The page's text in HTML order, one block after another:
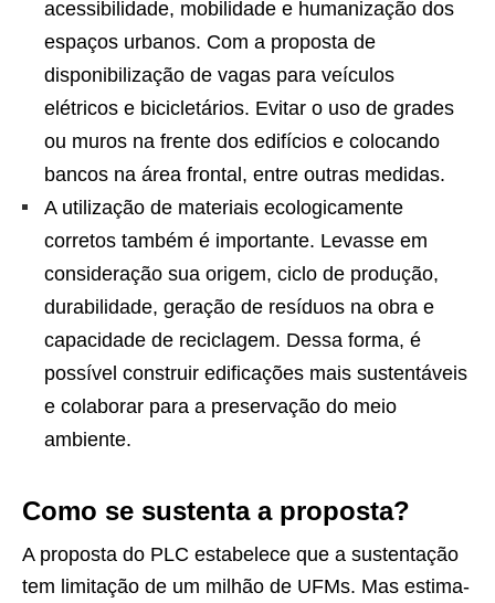
acessibilidade, mobilidade e humanização dos
espaços urbanos. Com a proposta de
disponibilização de vagas para veículos
elétricos e bicicletários. Evitar o uso de grades
ou muros na frente dos edifícios e colocando
bancos na área frontal, entre outras medidas.
A utilização de materiais ecologicamente
corretos também é importante. Levasse em
consideração sua origem, ciclo de produção,
durabilidade, geração de resíduos na obra e
capacidade de reciclagem. Dessa forma, é
possível construir edificações mais sustentáveis
e colaborar para a preservação do meio
ambiente.
Como se sustenta a proposta?
A proposta do PLC estabelece que a sustentação
tem limitação de um milhão de UFMs. Mas estima-